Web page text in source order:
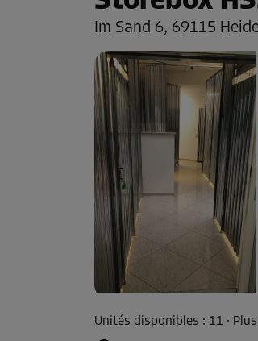
Im Sand 6, 69115
Unités disponibles : 11 ·